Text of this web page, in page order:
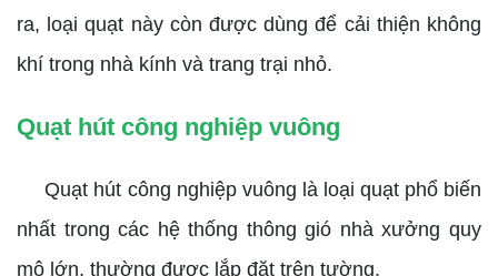
ra, loại quạt này còn được dùng để cải thiện không
khí trong nhà kính và trang trại nhỏ.
Quạt hút công nghiệp vuông
Quạt hút công nghiệp vuông là loại quạt phổ biến
nhất trong các hệ thống thông gió nhà xưởng quy
mô lớn, thường được lắp đặt trên tường.